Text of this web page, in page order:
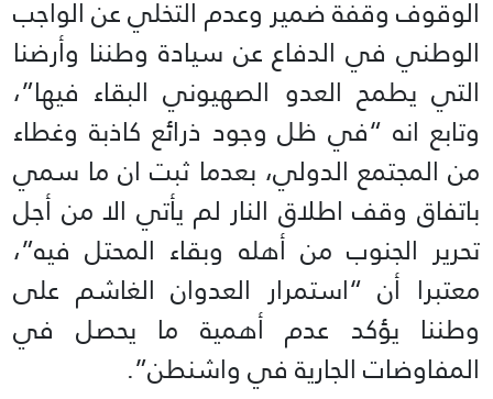
الوقوف وقفة ضمير وعدم التخلي عن الواجب
الوطني في الدفاع عن سيادة وطننا وأرضنا
التي يطمح العدو الصهيوني البقاء فيها”،
وتابع انه “في ظل وجود ذرائع كاذبة وغطاء
من المجتمع الدولي، بعدما ثبت ان ما سمي
باتفاق وقف اطلاق النار لم يأتي الا من أجل
تحرير الجنوب من أهله وبقاء المحتل فيه”،
معتبرا أن “استمرار العدوان الغاشم على
وطننا يؤكد عدم أهمية ما يحصل في
المفاوضات الجارية في واشنطن”.